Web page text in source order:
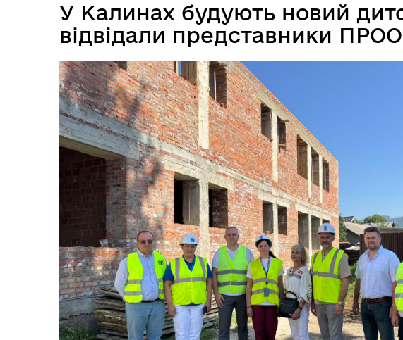
Портал місцевих податків
Дубівської громади
У Калинах будують новий
відвідали представники